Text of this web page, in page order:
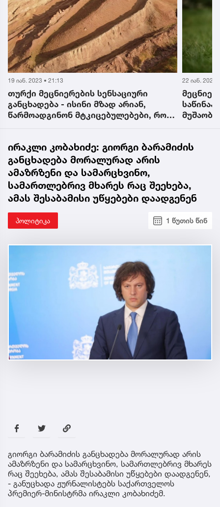
19 იან. 2023 • 21:13
თურქი მეცნიერების სენსაციური
განცხადება - ისინი მზად არიან,
წარმოადგინონ მტკიცებულებები, რომ
22 იან. 2023
ირაკლი კობახიძე: გიორგი ბარამიძის
განცხადება მორალურად არის
ამაზრზენი და სამარცხვინო,
სამართლებრივ მხარეს რაც შეეხება,
ამას შესაბამისი უწყებები დაადგენენ
პოლიტიკა 1 წუთის წინ
გიორგი ბარამიძის განცხადება მორალურად არის
ამაზრზენი და სამარცხვინო, სამართლებრივ მხარეს
რაც შეეხება, ამას შესაბამისი უწყებები დაადგენენ,
- განუცხადა ჟურნალისტებს საქართველოს
პრემიერ-მინისტრმა ირაკლი კობახიძემ.